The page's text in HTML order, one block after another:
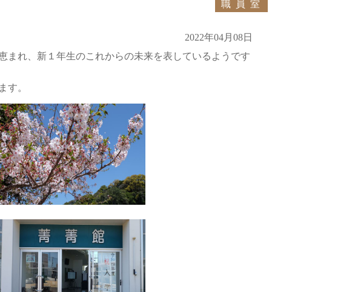
職員室
2022年04月08日
まれ、新１年生のこれからの未来を表しているようです
す。